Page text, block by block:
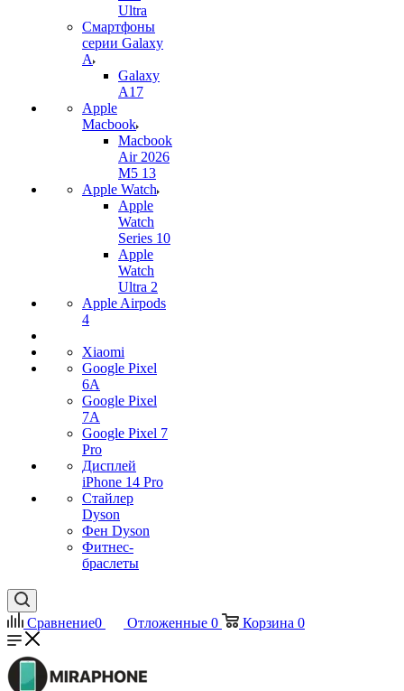
Ultra
Смартфоны
серии Galaxy
A
Galaxy
A17
Apple
Macbook
Macbook
Air 2026
M5 13
Apple Watch
Apple
Watch
Series 10
Apple
Watch
Ultra 2
Apple Airpods
4
Xiaomi
Google Pixel
6A
Google Pixel
7А
Google Pixel 7
Pro
Дисплей
iPhone 14 Pro
Стайлер
Dyson
Фен Dyson
Фитнес-
браслеты
Сравнение0 Отложенные 0 Корзина 0